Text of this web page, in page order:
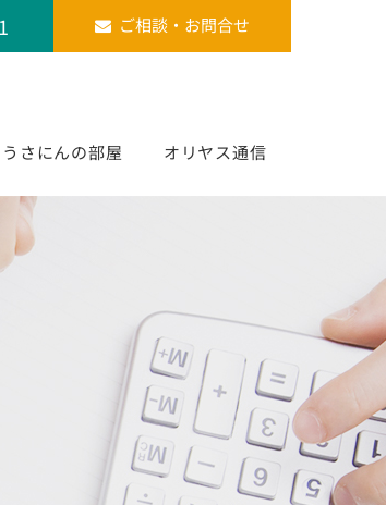
ご相談・お問合せ
うさにんの部屋 オリヤス通信